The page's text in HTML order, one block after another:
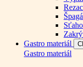
Gastro materiál
Gastro materiál